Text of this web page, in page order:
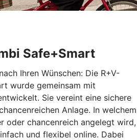
Safe+Smart
Ihren Wünschen: Die R+V-
wurde gemeinsam mit
Sie vereint eine sichere
Anlage. In welchem
oder chancenreich angelegt wird,
und flexibel online. Dabei